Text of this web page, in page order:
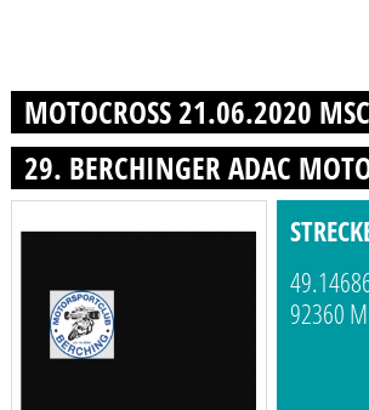
MOTOCROSS 21.06.2020
29. BERCHINGER ADAC
92360